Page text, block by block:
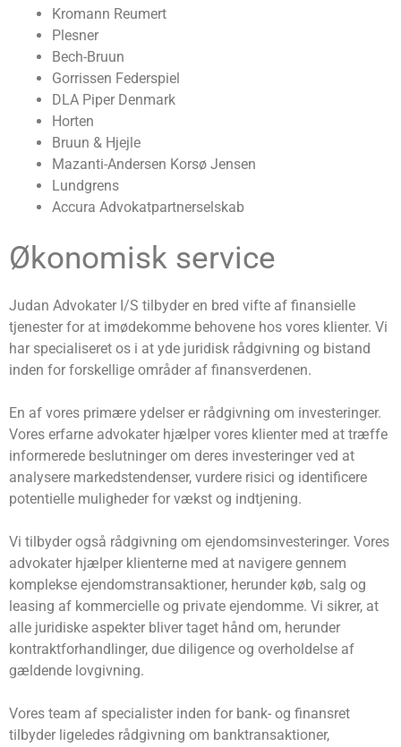
Kromann Reumert
Plesner
Bech-Bruun
Gorrissen Federspiel
DLA Piper Denmark
Horten
Bruun & Hjejle
Mazanti-Andersen Korsø Jensen
Lundgrens
Accura Advokatpartnerselskab
Økonomisk service
Judan Advokater I/S tilbyder en bred vifte af finansielle
tjenester for at imødekomme behovene hos vores klienter. Vi
har specialiseret os i at yde juridisk rådgivning og bistand
inden for forskellige områder af finansverdenen.
En af vores primære ydelser er rådgivning om investeringer.
Vores erfarne advokater hjælper vores klienter med at træffe
informerede beslutninger om deres investeringer ved at
analysere markedstendenser, vurdere risici og identificere
potentielle muligheder for vækst og indtjening.
Vi tilbyder også rådgivning om ejendomsinvesteringer. Vores
advokater hjælper klienterne med at navigere gennem
komplekse ejendomstransaktioner, herunder køb, salg og
leasing af kommercielle og private ejendomme. Vi sikrer, at
alle juridiske aspekter bliver taget hånd om, herunder
kontraktforhandlinger, due diligence og overholdelse af
gældende lovgivning.
Vores team af specialister inden for bank- og finansret
tilbyder ligeledes rådgivning om banktransaktioner,